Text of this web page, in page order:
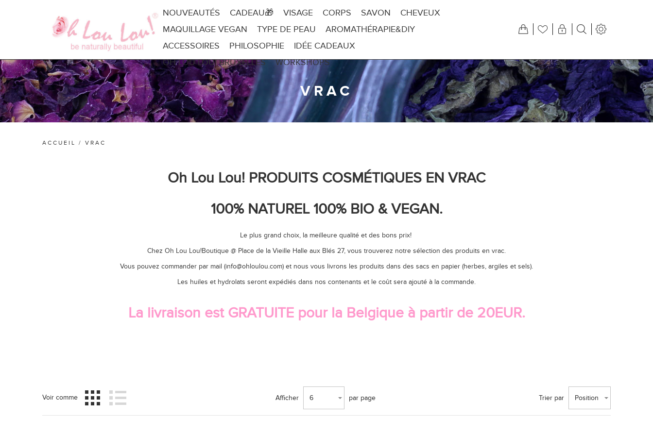
NOUVEAUTÉS CADEAU🎁 VISAGE CORPS SAVON
CHEVEUX
MAQUILLAGE VEGAN
TYPE DE PEAU
AROMATHÉRAPIE&DIY
ACCESSOIRES
PHILOSOPHIE
IDÉE CADEAUX
OH LOU LOU! BRUXELLES
WORKSHOPS
VRAC
ACCUEIL / VRAC
Oh Lou Lou! PRODUITS COSMÉTIQUES EN VRAC
100% NATUREL 100% BIO & VEGAN.
Le plus grand choix, la meilleure qualité et des bons prix!
Chez Oh Lou Lou!Boutique @ Place de la Vieille Halle aux Blés 27, vous trouverez notre sélection des produits en vrac.
Vous pouvez commander par mail (info@ohloulou.com) et nous vous livrons les produits dans des sacs en papier (herbes, argiles et sels).
Les huiles et hydrolats seront expédiés dans nos contenants et le coût sera ajouté à la commande.
La livraison est GRATUITE pour la Belgique à partir de 20EUR.
Voir comme Trier par Position
Afficher 6 par page